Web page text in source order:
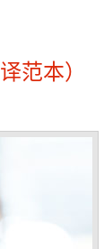
范本）